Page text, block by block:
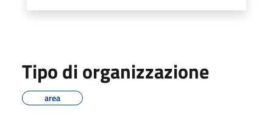
Tipo di organizzazione
area